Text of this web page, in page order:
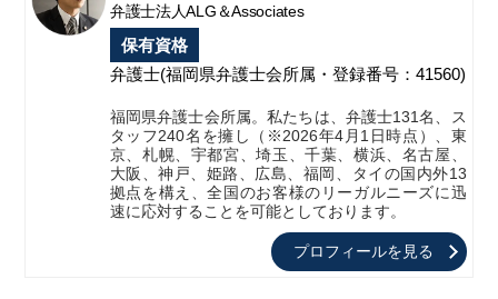
弁護士法人ALG＆Associates
保有資格
弁護士(福岡県弁護士会所属・登録番号：41560)
福岡県弁護士会所属。私たちは、弁護士131名、ス
タッフ240名を擁し（※2026年4月1日時点）、東
京、札幌、宇都宮、埼玉、千葉、横浜、名古屋、
大阪、神戸、姫路、広島、福岡、タイの国内外13
拠点を構え、全国のお客様のリーガルニーズに迅
速に応対することを可能としております。
プロフィールを見る